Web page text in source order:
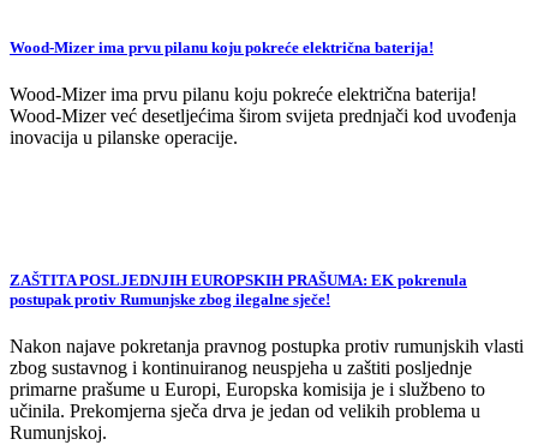
Wood-Mizer ima prvu pilanu koju pokreće električna baterija!
Wood-Mizer ima prvu pilanu koju pokreće električna baterija!
Wood-Mizer već desetljećima širom svijeta prednjači kod uvođenja
inovacija u pilanske operacije.
ZAŠTITA POSLJEDNJIH EUROPSKIH PRAŠUMA: EK pokrenula
postupak protiv Rumunjske zbog ilegalne sječe!
Nakon najave pokretanja pravnog postupka protiv rumunjskih vlasti
zbog sustavnog i kontinuiranog neuspjeha u zaštiti posljednje
primarne prašume u Europi, Europska komisija je i službeno to
učinila. Prekomjerna sječa drva je jedan od velikih problema u
Rumunjskoj.